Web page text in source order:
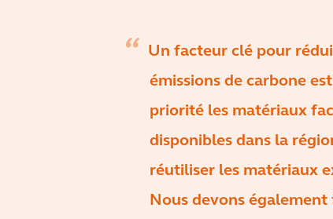
Un facteur clé pour
émissions de carbone
priorité les matériaux
disponibles dans la
réutiliser les matériaux
Nous devons également